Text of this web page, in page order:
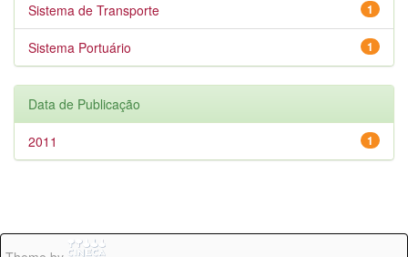
1
Sistema de Transporte
1
Sistema Portuário
Data de Publicação
1
2011